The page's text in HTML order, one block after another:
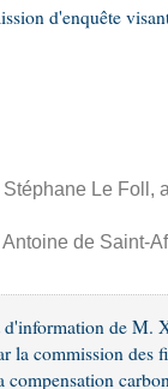
d'enquête
Le Foll,
de Saint-
de M.
commission des